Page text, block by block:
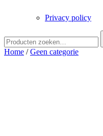
Privacy policy
naar:
Home /Geen categorie